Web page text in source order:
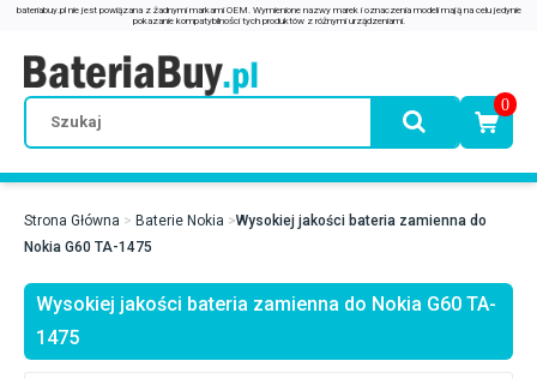
0
Strona Główna Baterie Nokia
Wysokiej jakości bateria zamienna do
Nokia G60 TA-1475
Wysokiej jakości bateria zamienna do Nokia G60 TA-
1475